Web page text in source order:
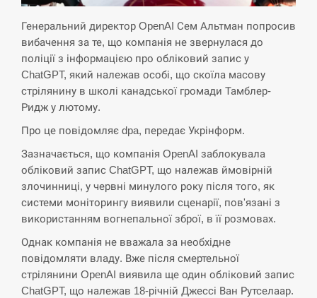
кризу –…
СЕРПЕНЬ
15:00
РФ провела новий раунд таємних
зустрічей з Європою щодо війни…
СЕРПЕНЬ
14:53
Экс-послу в США Стефанишиной
вручили новое подозрение и избирают
меру…
СЕРПЕНЬ
14:40
У Росії розгортається ракетний підрозділ
КНДР – Reuters
Генеральний директор OpenAI Сем Альтман попросив
вибачення за те, що компанія не звернулася до
поліції з інформацією про обліковий запис у
ChatGPT, який належав особі, що скоїла масову
стрілянину в школі канадської громади Тамблер-
Ридж у лютому.
Про це повідомляє dpa, передає Укрінформ.
Зазначається, що компанія OpenAI заблокувала
обліковий запис ChatGPT, що належав ймовірній
злочинниці, у червні минулого року після того, як
системи моніторингу виявили сценарії, пов'язані з
використанням вогнепальної зброї, в її розмовах.
Однак компанія не вважала за необхідне
повідомляти владу. Вже після смертельної
стрілянини OpenAI виявила ще один обліковий запис
ChatGPT, що належав 18-річній Джессі Ван Рутселаар.